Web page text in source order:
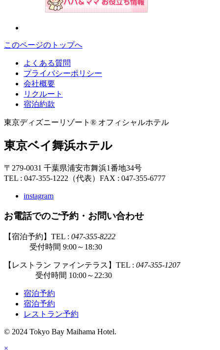
このページのトップへ
よくある質問
プライバシーポリシー
会社概要
リクルート
宿泊約款
東京ディズニーリゾート® オフィシャルホテル
東京ベイ舞浜ホテル
〒279-0031 千葉県浦安市舞浜1番地34号
TEL : 047-355-1222（代表） FAX : 047-355-6777
instagram
お電話でのご予約・お問い合わせ
【宿泊予約】TEL : 047-355-8222
受付時間 9:00～18:30
【レストラン ファインテラス】TEL : 047-355-1207
受付時間 10:00～22:30
宿泊予約
宿泊予約
レストラン予約
© 2024 Tokyo Bay Maihama Hotel.
×